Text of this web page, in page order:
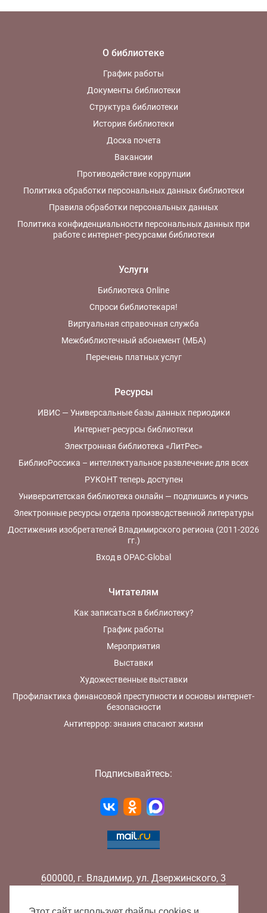
О библиотеке
График работы
Документы библиотеки
Структура библиотеки
История библиотеки
Доска почета
Вакансии
Противодействие коррупции
Политика обработки персональных данных библиотеки
Правила обработки персональных данных
Политика конфиденциальности персональных данных при
работе с интернет-ресурсами библиотеки
Услуги
Библиотека Online
Спроси библиотекаря!
Виртуальная справочная служба
Межбиблиотечный абонемент (МБА)
Перечень платных услуг
Ресурсы
ИВИС — Универсальные базы данных периодики
Интернет-ресурсы библиотеки
Электронная библиотека «ЛитРес»
БиблиоРоссика – интеллектуальное развлечение для всех
РУКОНТ теперь доступен
Университетская библиотека онлайн — подпишись и учись
Электронные ресурсы отдела производственной литературы
Достижения изобретателей Владимирского региона (2011-2026
гг.)
Вход в OPAC-Global
Читателям
Как записаться в библиотеку?
График работы
Мероприятия
Выставки
Художественные выставки
Профилактика финансовой преступности и основы интернет-
безопасности
Антитеррор: знания спасают жизни
Подписывайтесь:
600000, г. Владимир, ул. Дзержинского, 3
Факс:
+7 (4922) 32-52-88